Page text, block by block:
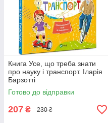
Книга Усе, що треба знати
про науку і транспорт. Іларія
Барзотті
Готово до відправки
207 ₴ 230 ₴